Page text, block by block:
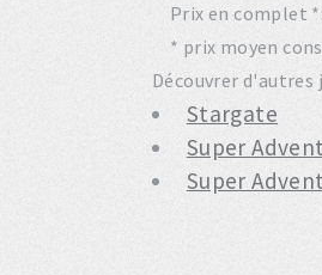
Prix en complet *:
* prix moyen
Découvrer d'autres
Stargate
Super
Super